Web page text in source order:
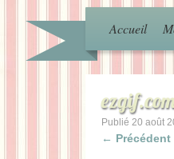
Accueil
Publié 20 août
← Précédent